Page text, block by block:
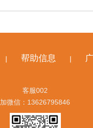
| 帮助信息 |
客服002
加微信：13626795846